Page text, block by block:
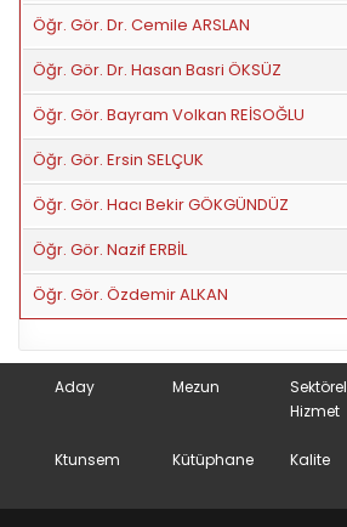
Öğr. Gör. Dr. Cemile ARSLAN
Öğr. Gör. Dr. Hasan Basri ÖKSÜZ
Öğr. Gör. Bayram Volkan REİSOĞLU
Öğr. Gör. Ersin SELÇUK
Öğr. Gör. Hacı Bekir GÖKGÜNDÜZ
Öğr. Gör. Nazif ERBİL
Öğr. Gör. Özdemir ALKAN
Aday Mezun
Sektörel
Hizmet
Ktunsem Kütüphane Kalite